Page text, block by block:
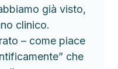
già visto,
clinico.
– come piace
che